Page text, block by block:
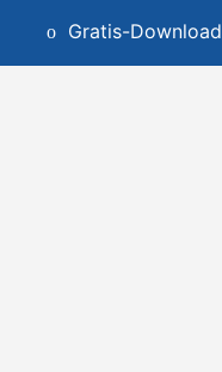
Gratis-Download